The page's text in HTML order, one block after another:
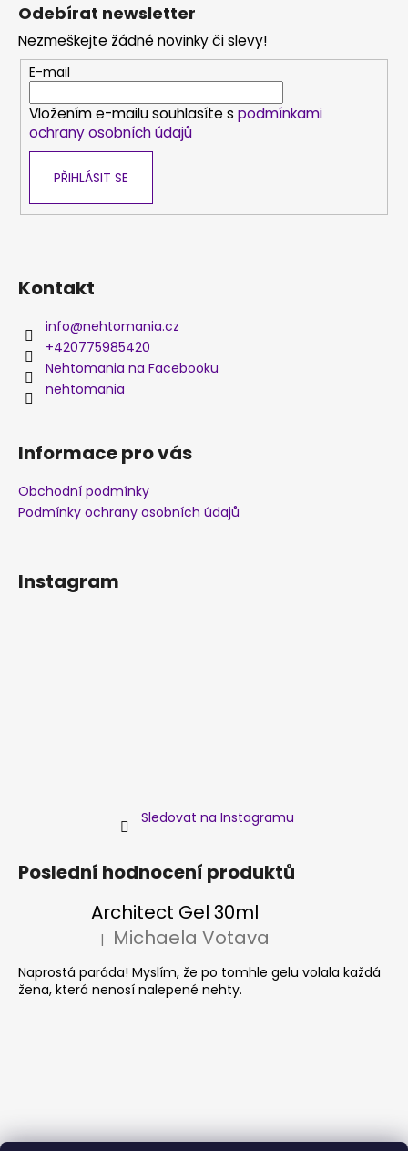
Odebírat newsletter
Nezmeškejte žádné novinky či slevy!
E-mail
Vložením e-mailu souhlasíte s podmínkami
ochrany osobních údajů
PŘIHLÁSIT SE
Kontakt
info@nehtomania.cz
+420775985420
Nehtomania na Facebooku
nehtomania
Informace pro vás
Obchodní podmínky
Podmínky ochrany osobních údajů
Instagram
Sledovat na Instagramu
Poslední hodnocení produktů
Architect Gel 30ml
Hodnocení produktu je 5 z 5 hvězdiček.
| Michaela Votava
Naprostá paráda! Myslím, že po tomhle gelu volala každá
žena, která nenosí nalepené nehty.